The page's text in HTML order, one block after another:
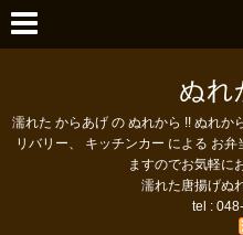
ぬれ
濡れた からあげ の ぬれから !! ぬれか
リバリー、 キッチンカー による お
ますのでお気軽に
濡れた唐揚げぬ
tel :